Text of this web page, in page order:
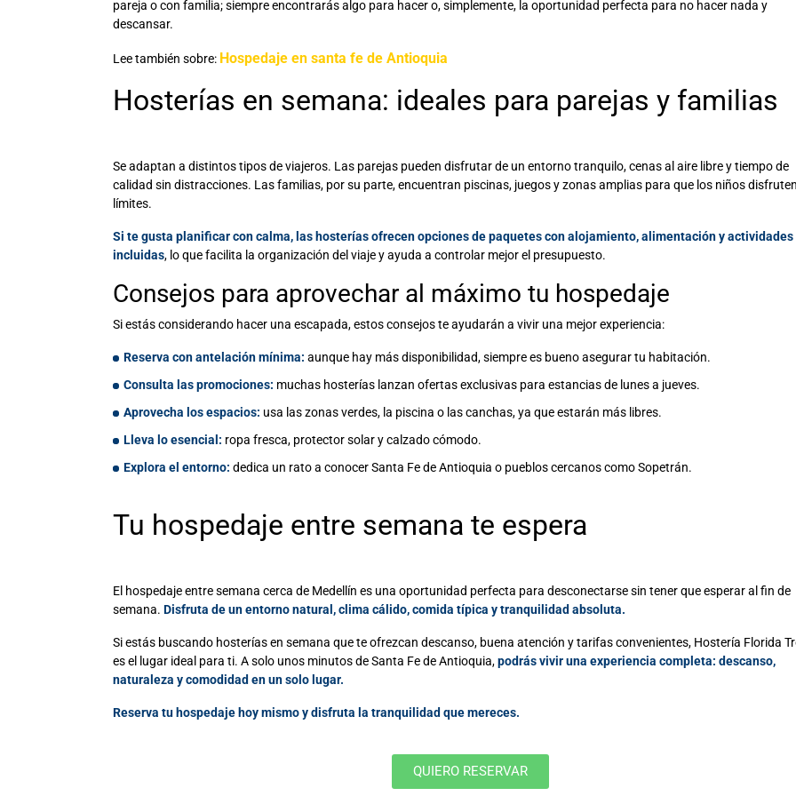
pareja o con familia; siempre encontrarás algo para hacer o, simplemente, la oportunidad perfecta para no hacer nada y
descansar.
Lee también sobre: Hospedaje en santa fe de Antioquia
Hosterías en semana: ideales para parejas y familias
Se adaptan a distintos tipos de viajeros. Las parejas pueden disfrutar de un entorno tranquilo, cenas al aire libre y tiempo de
calidad sin distracciones. Las familias, por su parte, encuentran piscinas, juegos y zonas amplias para que los niños
límites.
Si te gusta planificar con calma, las hosterías ofrecen opciones de paquetes con alojamiento, alimentación y actividades
incluidas, lo que facilita la organización del viaje y ayuda a controlar mejor el presupuesto.
Consejos para aprovechar al máximo tu hospedaje
Si estás considerando hacer una escapada, estos consejos te ayudarán a vivir una mejor experiencia:
Reserva con antelación mínima: aunque hay más disponibilidad, siempre es bueno asegurar tu habitación.
Consulta las promociones: muchas hosterías lanzan ofertas exclusivas para estancias de lunes a jueves.
Aprovecha los espacios: usa las zonas verdes, la piscina o las canchas, ya que estarán más libres.
Lleva lo esencial: ropa fresca, protector solar y calzado cómodo.
Explora el entorno: dedica un rato a conocer Santa Fe de Antioquia o pueblos cercanos como Sopetrán.
Tu hospedaje entre semana te espera
El hospedaje entre semana cerca de Medellín es una oportunidad perfecta para desconectarse sin tener que esperar al fin de
semana. Disfruta de un entorno natural, clima cálido, comida típica y tranquilidad absoluta.
Si estás buscando hosterías en semana que te ofrezcan descanso, buena atención y tarifas convenientes, Hostería Florida
es el lugar ideal para ti. A solo unos minutos de Santa Fe de Antioquia,podrás vivir una experiencia completa: descanso,
naturaleza y comodidad en un solo lugar.
Reserva tu hospedaje hoy mismo y disfruta la tranquilidad que mereces.
QUIERO RESERVAR